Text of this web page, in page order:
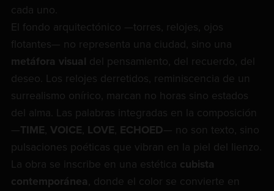
cada uno.
El fondo arquitectónico —torres, relojes, ojos
flotantes— no representa una ciudad, sino una
metáfora visual del pensamiento, del recuerdo, del
deseo. Los relojes derretidos, reminiscencia de un
surrealismo onírico, marcan no horas sino estados
del alma. Las palabras integradas en la composición
—TIME, VOICE, LOVE, ECHOED— no son texto, sino
pulsaciones poéticas que vibran en la piel del lienzo.
La obra se inscribe en una estética cubista
contemporánea, donde el color se convierte en